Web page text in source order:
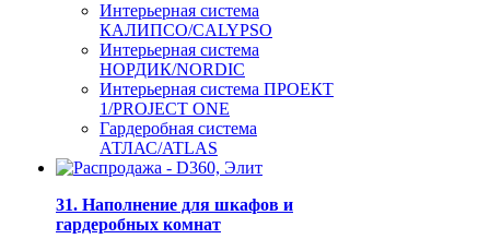
Интерьерная система
КАЛИПСО/CALYPSO
Интерьерная система
НОРДИК/NORDIC
Интерьерная система ПРОЕКТ
1/PROJECT ONE
Гардеробная система
АТЛАС/ATLAS
31. Наполнение для шкафов и
гардеробных комнат